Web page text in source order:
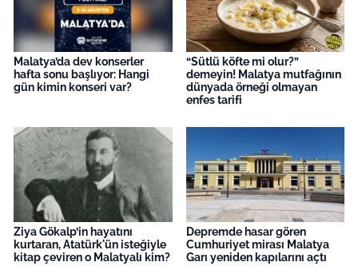
Malatya’da dev konserler
hafta sonu başlıyor: Hangi
gün kimin konseri var?
“Sütlü köfte mi olur?”
demeyin! Malatya mutfağının
dünyada örneği olmayan
enfes tarifi
Ziya Gökalp’in hayatını
kurtaran, Atatürk'ün isteğiyle
kitap çeviren o Malatyalı kim?
Depremde hasar gören
Cumhuriyet mirası Malatya
Garı yeniden kapılarını açtı